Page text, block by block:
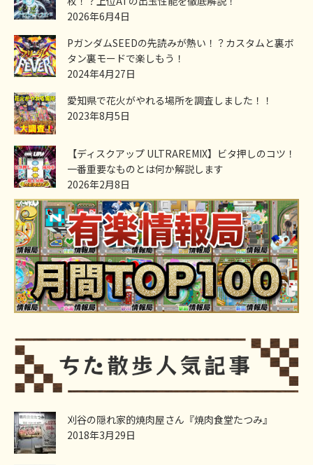
2026年6月4日
PガンダムSEEDの先読みが熱い！？カスタムと裏ボ
タン裏モードで楽しもう！
2024年4月27日
愛知県で花火がやれる場所を調査しました！！
2023年8月5日
【ディスクアップ ULTRAREMIX】ビタ押しのコツ！
一番重要なものとは何か解説します
2026年2月8日
刈谷の隠れ家的焼肉屋さん『焼肉食堂たつみ』
2018年3月29日